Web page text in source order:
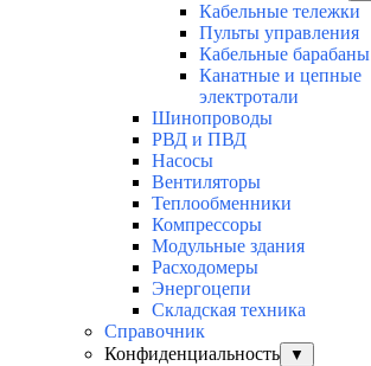
Кабельные тележки
Пульты управления
Кабельные барабаны
Канатные и цепные
электротали
Шинопроводы
РВД и ПВД
Насосы
Вентиляторы
Теплообменники
Компрессоры
Модульные здания
Расходомеры
Энергоцепи
Складская техника
Справочник
Конфиденциальность
▼